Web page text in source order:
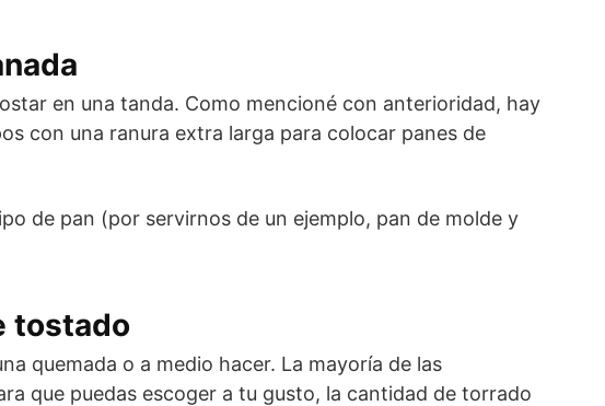
en una tanda. Como mencioné con anterioridad, hay
con una ranura extra larga para colocar panes de
de pan (por servirnos de un ejemplo, pan de molde y
tostado
quemada o a medio hacer. La mayoría de las
que puedas escoger a tu gusto, la cantidad de torrado